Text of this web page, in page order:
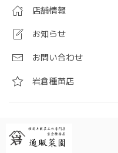
店舗情報
お知らせ
お問い合わせ
岩倉種苗店